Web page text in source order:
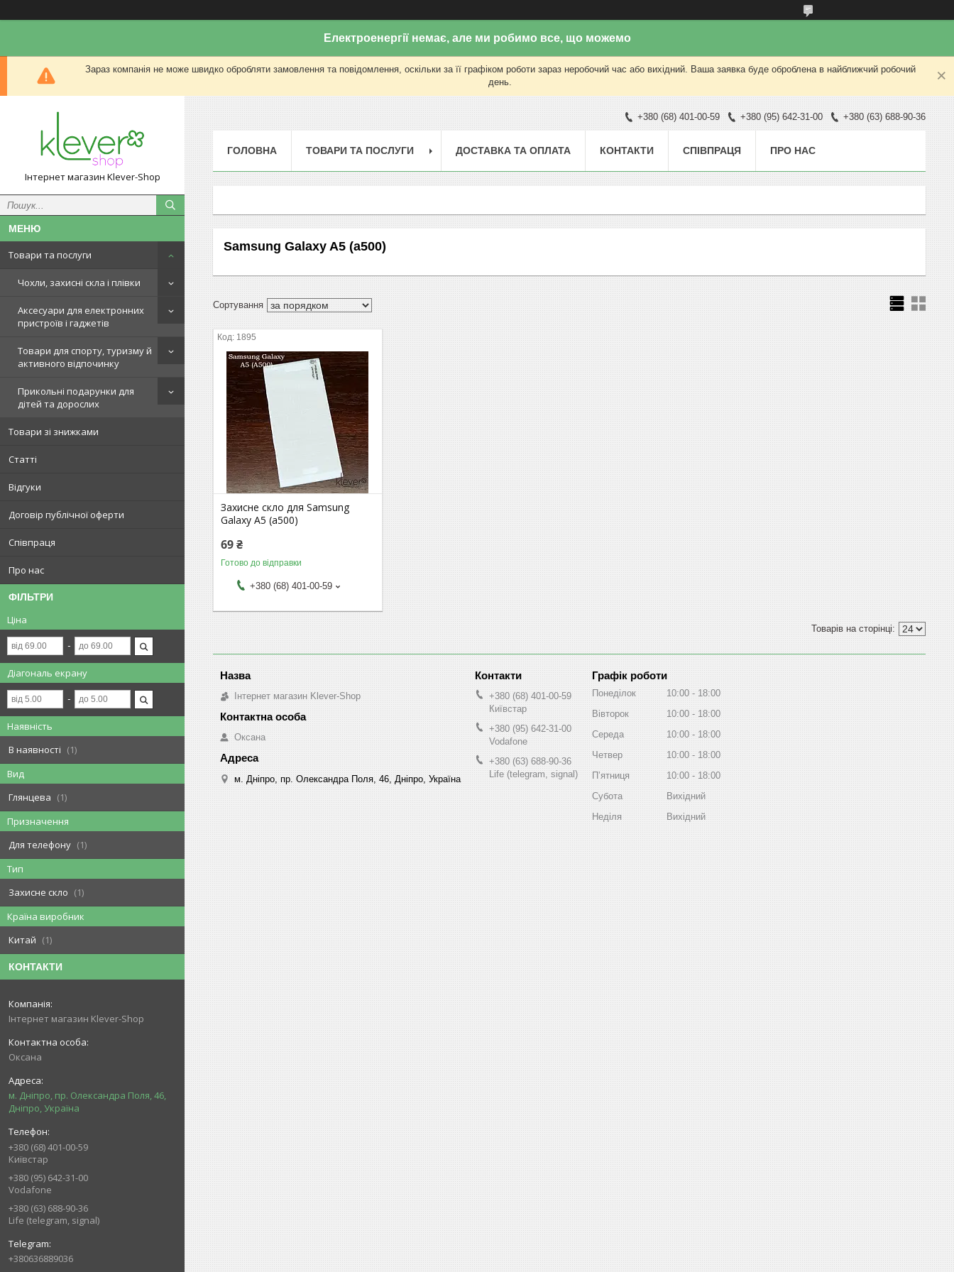
Електроенергії немає, але ми робимо все, що можемо
Зараз компанія не може швидко обробляти замовлення та повідомлення, оскільки за її графіком роботи зараз неробочий час або вихідний. Ваша заявка буде оброблена в найближчий робочий
день.
Інтернет магазин Klever-Shop
Товари та послуги
Чохли, захисні скла і плівки
Аксесуари для електронних
пристроїв і гаджетів
Товари для спорту, туризму й
активного відпочинку
Прикольні подарунки для
дітей та дорослих
Товари зі знижками
Статті
Відгуки
Договір публічної оферти
Співпраця
Про нас
ФІЛЬТРИ
Ціна
Діагональ екрану
Наявність
В наявності
1
Вид
Глянцева
1
Призначення
Для телефону
1
Тип
Захисне скло
1
Країна виробник
Китай
1
КОНТАКТИ
Інтернет магазин Klever-Shop
Оксана
м. Дніпро, пр. Олександра Поля, 46,
Дніпро, Україна
+380 (68) 401-00-59
Київстар
+380 (95) 642-31-00
Vodafone
+380 (63) 688-90-36
Life (telegram, signal)
+380636889036
+380 (68) 401-00-59 +380 (95) 642-31-00 +380 (63) 688-90-36
ГОЛОВНА ТОВАРИ ТА ПОСЛУГИ ДОСТАВКА ТА ОПЛАТА КОНТАКТИ СПІВПРАЦЯ ПРО НАС
Samsung Galaxy A5 (a500)
1895
Захисне скло для Samsung
Galaxy A5 (a500)
69 ₴
Готово до відправки
+380 (68) 401-00-59
Інтернет магазин Klever-Shop
Оксана
м. Дніпро, пр. Олександра Поля, 46, Дніпро, Україна
+380 (68) 401-00-59
Київстар
+380 (95) 642-31-00
Vodafone
+380 (63) 688-90-36
Life (telegram, signal)
Графік роботи
Понеділок 10:00
18:00
Вівторок
10:00
18:00
Середа
10:00
18:00
Четвер
10:00
18:00
Пʼятниця
10:00
18:00
Субота
Вихідний
Неділя
Вихідний